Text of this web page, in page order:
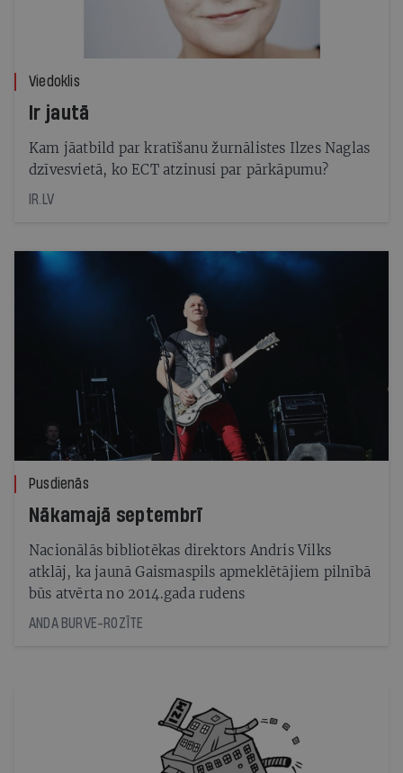
Viedoklis
Ir jautā
Kam jāatbild par kratīšanu žurnālistes Ilzes Naglas
dzīvesvietā, ko ECT atzinusi par pārkāpumu?
IR.LV
Pusdienās
Nākamajā septembrī
Nacionālās bibliotēkas direktors Andris Vilks
atklāj, ka jaunā Gaismaspils apmeklētājiem pilnībā
būs atvērta no 2014.gada rudens
ANDA BURVE-ROZĪTE